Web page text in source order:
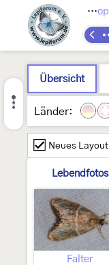
Übersicht
Länder:
Neues
Lebendfotos
Falter